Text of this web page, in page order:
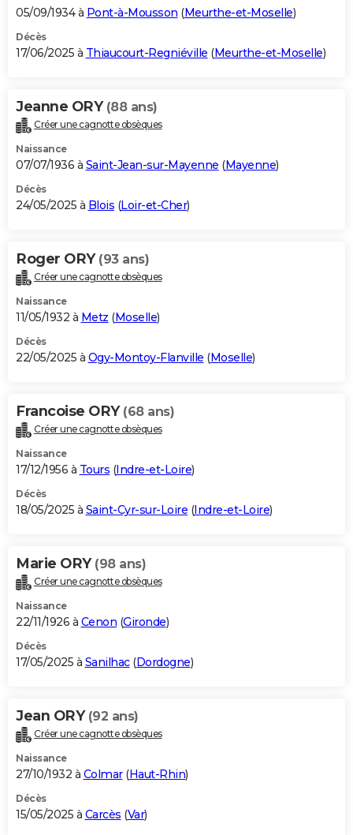
05/09/1934 à Pont-à-Mousson (Meurthe-et-Moselle)
Décès
17/06/2025 à Thiaucourt-Regniéville (Meurthe-et-Moselle)
Jeanne ORY (88 ans)
Créer une cagnotte obsèques
Naissance
07/07/1936 à Saint-Jean-sur-Mayenne (Mayenne)
Décès
24/05/2025 à Blois (Loir-et-Cher)
Roger ORY (93 ans)
Créer une cagnotte obsèques
Naissance
11/05/1932 à Metz (Moselle)
Décès
22/05/2025 à Ogy-Montoy-Flanville (Moselle)
Francoise ORY (68 ans)
Créer une cagnotte obsèques
Naissance
17/12/1956 à Tours (Indre-et-Loire)
Décès
18/05/2025 à Saint-Cyr-sur-Loire (Indre-et-Loire)
Marie ORY (98 ans)
Créer une cagnotte obsèques
Naissance
22/11/1926 à Cenon (Gironde)
Décès
17/05/2025 à Sanilhac(Dordogne)
Jean ORY (92 ans)
Créer une cagnotte obsèques
Naissance
27/10/1932 à Colmar(Haut-Rhin)
Décès
15/05/2025 à Carcès (Var)